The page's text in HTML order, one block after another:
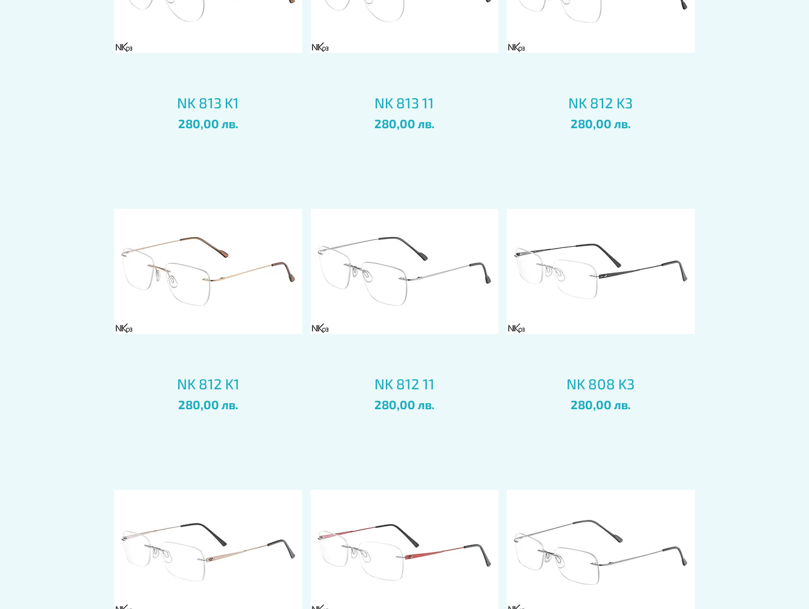
Бърз преглед
NK 813 K1
Цена
280,00 лв.
Бърз преглед
NK 813 11
Цена
280,00 лв.
Бърз преглед
NK 812 K3
Цена
280,00 лв.
Бърз преглед
NK 812 K1
Цена
280,00 лв.
Бърз преглед
NK 812 11
Цена
280,00 лв.
Бърз преглед
NK 808 K3
Цена
280,00 лв.